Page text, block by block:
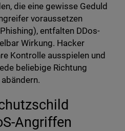
die eine gewisse Geduld
voraussetzen
entfalten DDos-
Wirkung. Hacker
Kontrolle ausspielen und
beliebige Richtung
Angriffen